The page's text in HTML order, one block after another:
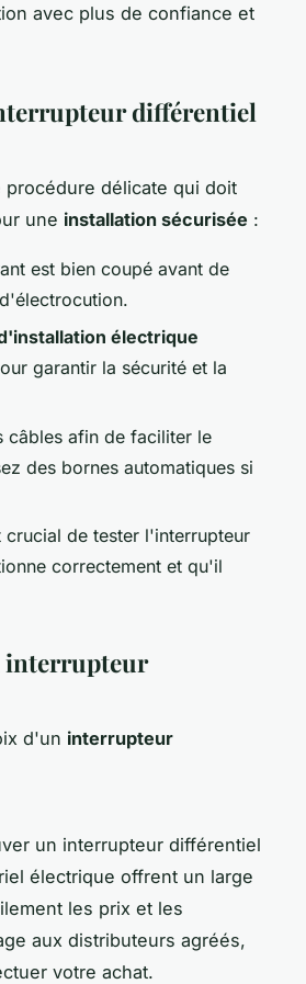
avec plus de confiance et
différentiel
délicate qui doit
une installation sécurisée :
est bien coupé avant de
électrique
garantir la sécurité et la
câbles afin de faciliter le
des bornes automatiques si
de tester l'interrupteur
correctement et qu'il
interrupteur
d'un interrupteur
un interrupteur différentiel
électrique offrent un large
les prix et les
aux distributeurs agréés,
votre achat.